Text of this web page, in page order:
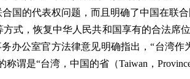
国的代表权问题，而且明确了中国在联
式，恢复中华人民共和国享有的合法席
办公室官方法律意见明确指出，“台湾
谓是“台湾，中国的省（Taiwan，